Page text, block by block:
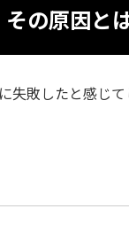
の原因と
敗したと感じて